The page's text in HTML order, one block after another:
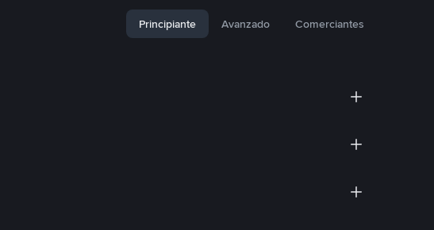
Principiante Avanzado Comerciantes